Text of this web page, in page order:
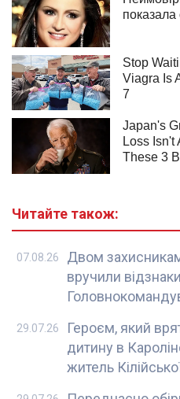
Читайте також:
Двом
вручили
07.08.26
Героєм, який
дитину в
житель
29.07.26